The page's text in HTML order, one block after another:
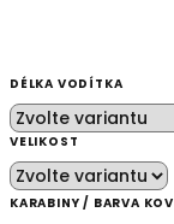
DÉLKA VODÍTKA
VELIKOST
KARABINY / BARVA